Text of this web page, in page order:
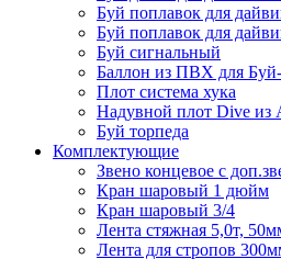
Буй поплавок для
Буй поплавок для
Буй сигнальный
Баллон из ПВХ для
Плот система хука
Надувной плот Dive из
Буй торпеда
Комплектующие
Звено концевое с
Кран шаровый 1 дюйм
Кран шаровый 3/4
Лента стяжная 5,0т,
Лента для стропов